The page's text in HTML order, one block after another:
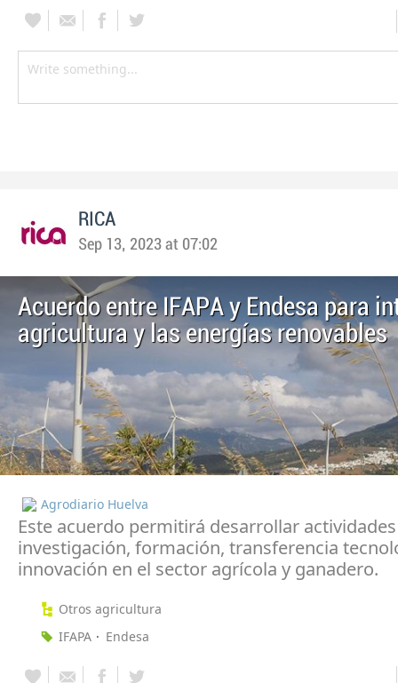
RICA
Sep 13, 2023 at 07:02
Acuerdo entre IFAPA y Endesa para
agricultura y las energías renovables
Agrodiario Huelva
Este acuerdo permitirá desarrollar
investigación, formación, transferencia
innovación en el sector agrícola y ganadero.
Otros agricultura
IFAPA
Endesa